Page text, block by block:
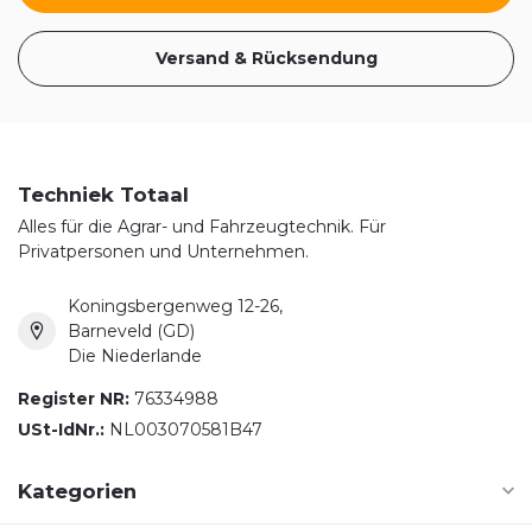
Versand & Rücksendung
Techniek Totaal
Alles für die Agrar- und Fahrzeugtechnik. Für
Privatpersonen und Unternehmen.
Koningsbergenweg 12-26,
Barneveld (GD)
Die Niederlande
Register NR: 76334988
USt-IdNr.: NL003070581B47
Kategorien